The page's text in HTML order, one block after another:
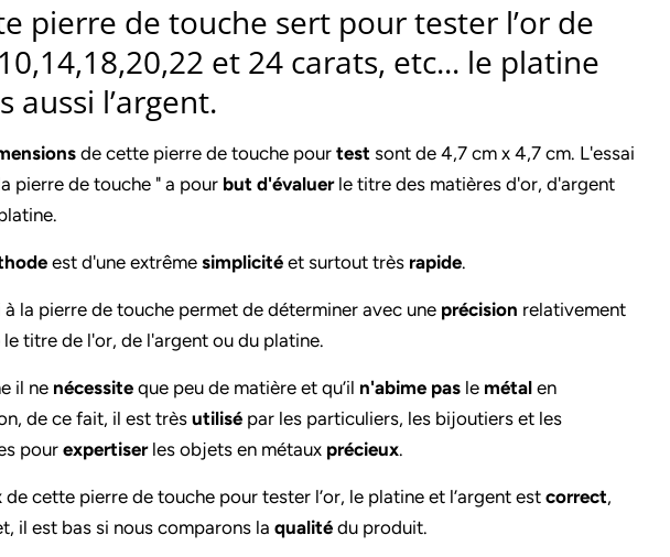
pierre de touche sert pour tester l’or de
et 24 carats, etc... le platine
aussi l’argent.
de cette pierre de touche pour test sont de 4,7 cm x 4,7 cm. L'essai
pierre de touche " a pour but d'évaluerle titre des matières d'or, d'argent
est d'une extrême simplicité et surtout très rapide.
à la pierre de touche permet de déterminer avec une précision relativement
le titre de l'or, de l'argent ou du platine.
il ne nécessite que peu de matière et qu’il n'abime pas le métal en
de ce fait, il est très utilisé par les particuliers, les bijoutiers et les
pour expertiserles objets en métaux précieux.
de cette pierre de touche pour tester l’or, le platine et l’argent est correct,
il est bas si nous comparons la qualité du produit.